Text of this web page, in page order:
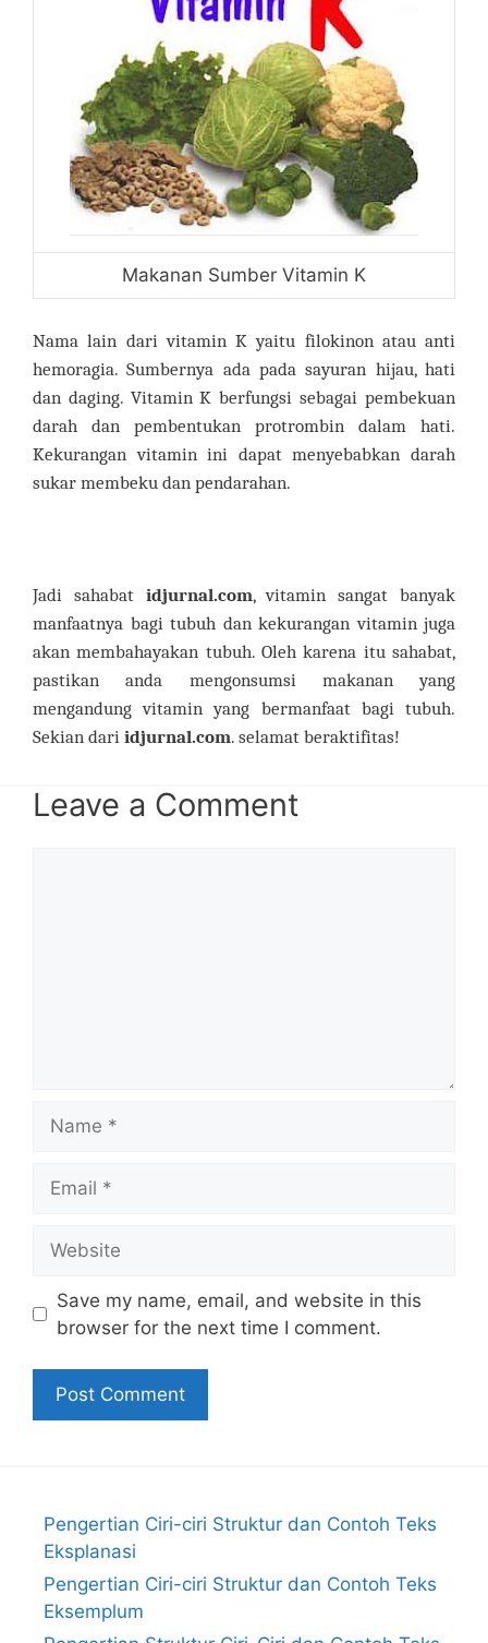
Makanan Sumber Vitamin K
Nama lain dari vitamin K yaitu filokinon atau anti
hemoragia. Sumbernya ada pada sayuran hijau, hati
dan daging. Vitamin K berfungsi sebagai pembekuan
darah dan pembentukan protrombin dalam hati.
Kekurangan vitamin ini dapat menyebabkan darah
sukar membeku dan pendarahan.
Jadi sahabat idjurnal.com, vitamin sangat banyak
manfaatnya bagi tubuh dan kekurangan vitamin juga
akan membahayakan tubuh. Oleh karena itu sahabat,
pastikan anda mengonsumsi makanan yang
mengandung vitamin yang bermanfaat bagi tubuh.
Sekian dari idjurnal.com. selamat beraktifitas!
Leave a Comment
Save my name, email, and website in this
browser for the next time I comment.
Pengertian Ciri-ciri Struktur dan Contoh Teks
Eksplanasi
Pengertian Ciri-ciri Struktur dan Contoh Teks
Eksemplum